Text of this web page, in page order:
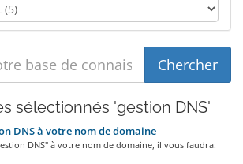
sélectionnés 'gestion DNS'
DNS à votre nom de domaine
DNS" à votre nom de domaine, il vous faudra: